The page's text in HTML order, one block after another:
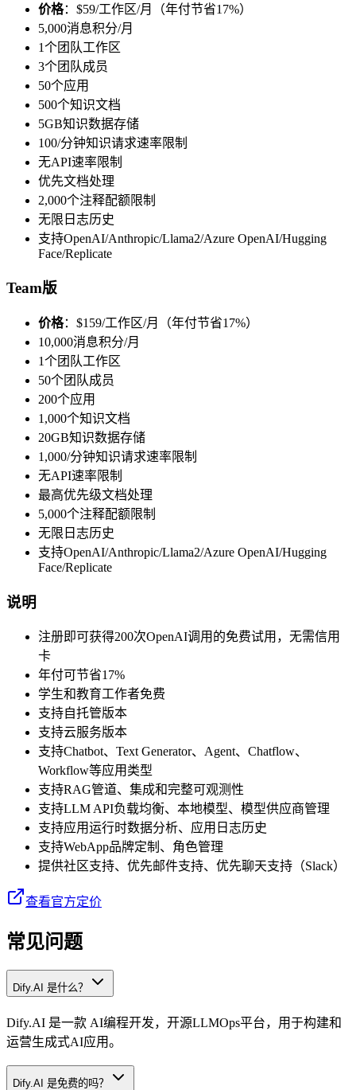
价格：$59/工作区/月（年付节省17%）
5,000消息积分/月
1个团队工作区
3个团队成员
50个应用
500个知识文档
5GB知识数据存储
100/分钟知识请求速率限制
无API速率限制
优先文档处理
2,000个注释配额限制
无限日志历史
支持OpenAI/Anthropic/Llama2/Azure OpenAI/Hugging
Face/Replicate
Team版
价格：$159/工作区/月（年付节省17%）
10,000消息积分/月
1个团队工作区
50个团队成员
200个应用
1,000个知识文档
20GB知识数据存储
1,000/分钟知识请求速率限制
无API速率限制
最高优先级文档处理
5,000个注释配额限制
无限日志历史
支持OpenAI/Anthropic/Llama2/Azure OpenAI/Hugging
Face/Replicate
说明
注册即可获得200次OpenAI调用的免费试用，无需信用
卡
年付可节省17%
学生和教育工作者免费
支持自托管版本
支持云服务版本
支持Chatbot、Text Generator、Agent、Chatflow、
Workflow等应用类型
支持RAG管道、集成和完整可观测性
支持LLM API负载均衡、本地模型、模型供应商管理
支持应用运行时数据分析、应用日志历史
支持WebApp品牌定制、角色管理
提供社区支持、优先邮件支持、优先聊天支持（Slack）
查看官方定价
常见问题
Dify.AI 是什么？
Dify.AI 是一款 AI编程开发，开源LLMOps平台，用于构建和
运营生成式AI应用。
Dify.AI 是免费的吗？